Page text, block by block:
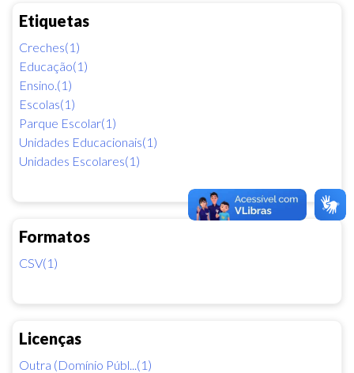
Etiquetas
Creches(1)
Educação(1)
Ensino.(1)
Escolas(1)
Parque Escolar(1)
Unidades Educacionais(1)
Unidades Escolares(1)
Formatos
CSV(1)
Licenças
Outra (Domínio Públ...(1)